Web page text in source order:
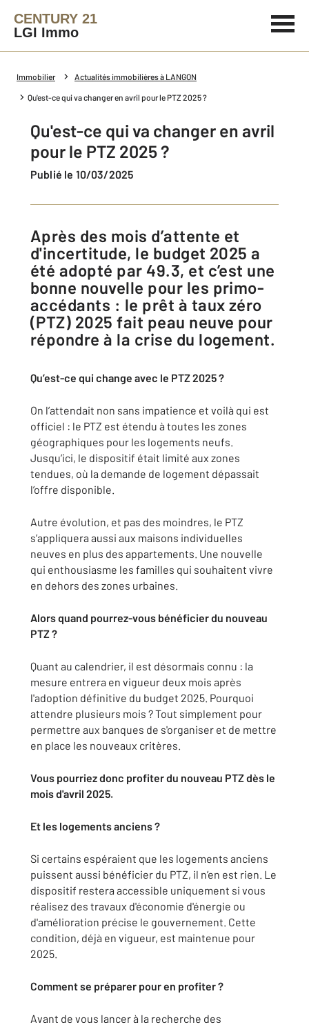
CENTURY 21
LGI Immo
Immobilier Actualités immobilières à LANGON
Qu'est-ce qui va changer en avril pour le PTZ 2025 ?
Qu'est-ce qui va changer en avril
pour le PTZ 2025 ?
Publié le 10/03/2025
Après des mois d’attente et
d'incertitude, le budget 2025 a
été adopté par 49.3, et c’est une
bonne nouvelle pour les primo-
accédants : le prêt à taux zéro
(PTZ) 2025 fait peau neuve pour
répondre à la crise du logement.
Qu’est-ce qui change avec le PTZ 2025 ?
On l’attendait non sans impatience et voilà qui est
officiel : le PTZ est étendu à toutes les zones
géographiques pour les logements neufs.
Jusqu’ici, le dispositif était limité aux zones
tendues, où la demande de logement dépassait
l’offre disponible.
Autre évolution, et pas des moindres, le PTZ
s’appliquera aussi aux maisons individuelles
neuves en plus des appartements. Une nouvelle
qui enthousiasme les familles qui souhaitent vivre
en dehors des zones urbaines.
Alors quand pourrez-vous bénéficier du nouveau
PTZ ?
Quant au calendrier, il est désormais connu : la
mesure entrera en vigueur deux mois après
l'adoption définitive du budget 2025. Pourquoi
attendre plusieurs mois ? Tout simplement pour
permettre aux banques de s'organiser et de mettre
en place les nouveaux critères.
Vous pourriez donc profiter du nouveau PTZ dès le
mois d'avril 2025.
Et les logements anciens ?
Si certains espéraient que les logements anciens
puissent aussi bénéficier du PTZ, il n’en est rien. Le
dispositif restera accessible uniquement si vous
réalisez des travaux d'économie d'énergie ou
d'amélioration précise le gouvernement. Cette
condition, déjà en vigueur, est maintenue pour
2025.
Comment se préparer pour en profiter ?
Avant de vous lancer à la recherche des